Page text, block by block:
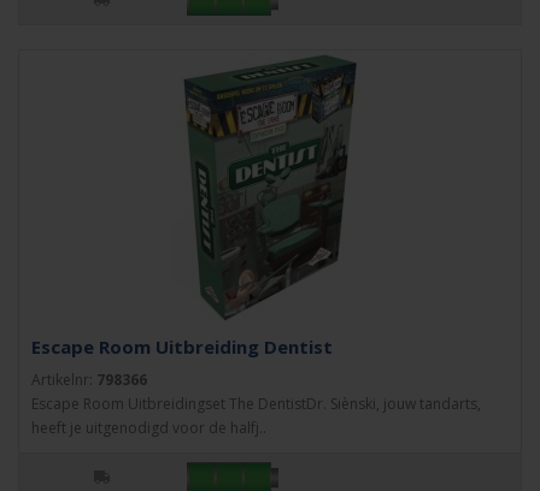
Escape Room Uitbreiding Dentist
Artikelnr: 798366
Escape Room Uitbreidingset The DentistDr. Siènski, jouw tandarts,
heeft je uitgenodigd voor de halfj..